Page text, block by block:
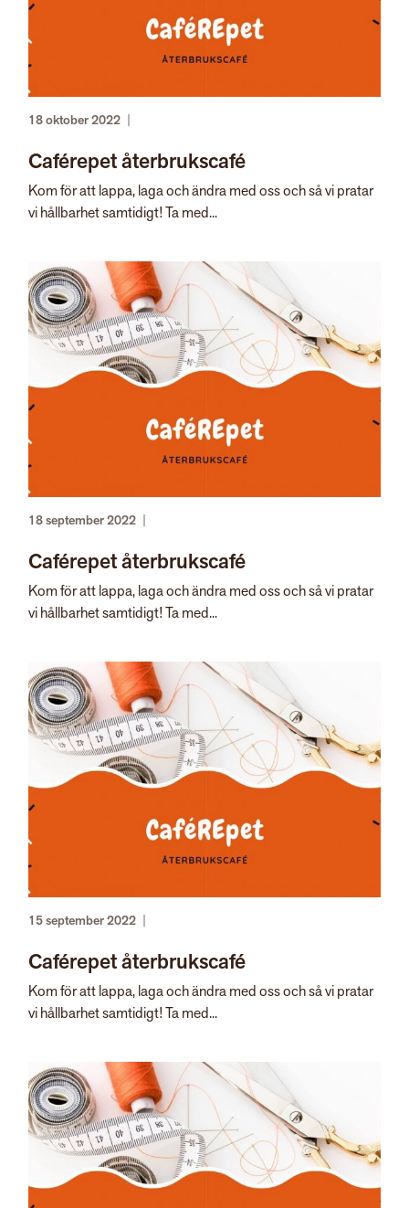
18 oktober 2022 |
Caférepet återbrukscafé
Kom för att lappa, laga och ändra med oss och så vi pratar
vi hållbarhet samtidigt! Ta med...
18 september 2022 |
Caférepet återbrukscafé
Kom för att lappa, laga och ändra med oss och så vi pratar
vi hållbarhet samtidigt! Ta med...
15 september 2022 |
Caférepet återbrukscafé
Kom för att lappa, laga och ändra med oss och så vi pratar
vi hållbarhet samtidigt! Ta med...